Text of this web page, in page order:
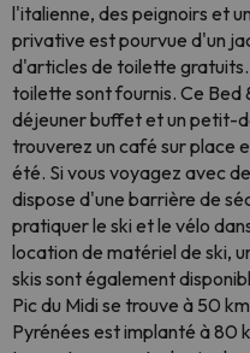
l'italienne, des peignoirs et
privative est pourvue d'un
d'articles de toilette
toilette sont fournis. Ce
déjeuner buffet et un petit-
trouverez un café sur place
été. Si vous voyagez avec
dispose d'une barrière de
pratiquer le ski et le vélo
location de matériel de ski,
skis sont également
Pic du Midi se trouve à 50
Pyrénées est implanté à 80